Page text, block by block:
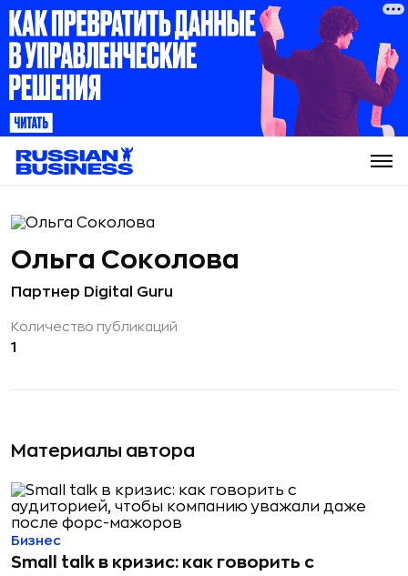
Материалы автора
Small talk в кризис: как говорить с
Бизнес
Ольга Соколова
Партнер Digital Guru
Количество публикаций
1